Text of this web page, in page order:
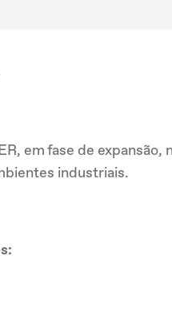
em fase de
industriais.